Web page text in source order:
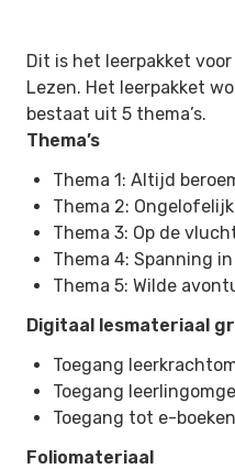
Dit is het leerpakket
Lezen. Het leerpakket
bestaat uit 5 thema’s.
Thema’s
Thema 1: Altijd
Thema 2:
Thema 3: Op de
Thema 4: Spanning
Thema 5: Wilde
Digitaal lesmateriaal
Toegang
Toegang
Toegang tot e-
Foliomateriaal